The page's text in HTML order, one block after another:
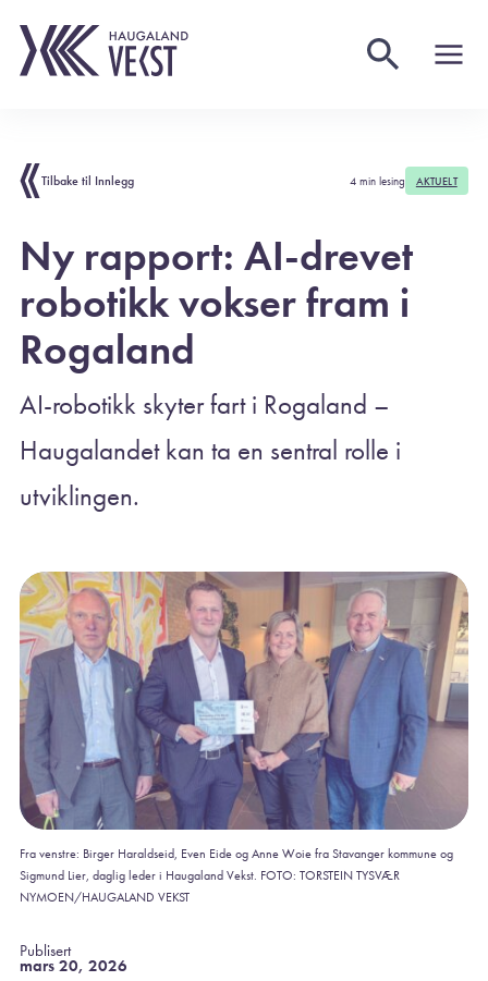
Tilbake til Innlegg 4 min lesing AKTUELT
Ny rapport: AI-drevet
robotikk vokser fram i
Rogaland
AI-robotikk skyter fart i Rogaland –
Haugalandet kan ta en sentral rolle i
utviklingen.
Fra venstre: Birger Haraldseid, Even Eide og Anne Woie fra Stavanger kommune og
Sigmund Lier, daglig leder i Haugaland Vekst. FOTO: TORSTEIN TYSVÆR
NYMOEN/HAUGALAND VEKST
Publisert
mars 20, 2026